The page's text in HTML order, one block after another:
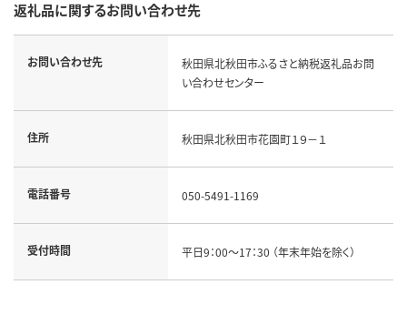
返礼品に関するお問い合わせ先
お問い合わせ先
秋田県北秋田市ふるさと納税返礼品お問
い合わせセンター
住所 秋田県北秋田市花園町１９－１
電話番号 050-5491-1169
受付時間 平日9：00～17：30 （年末年始を除く）